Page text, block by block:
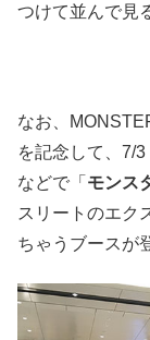
つけて並んで見
なお、
を記念して、7/
などで「 モンス
スリートのエク
ちゃうブースが